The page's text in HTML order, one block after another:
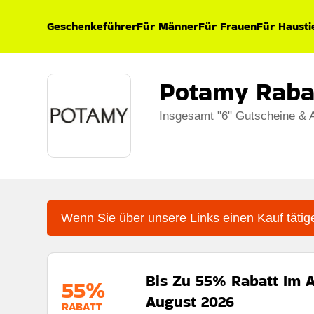
GeschenkeführerFür MännerFür FrauenFür
Potamy
Insgesamt "6" Gutscheine &
Wenn Sie über unsere Links einen Kauf
55%
RABATT
Bis Zu 55% Rabatt Im
August 2026